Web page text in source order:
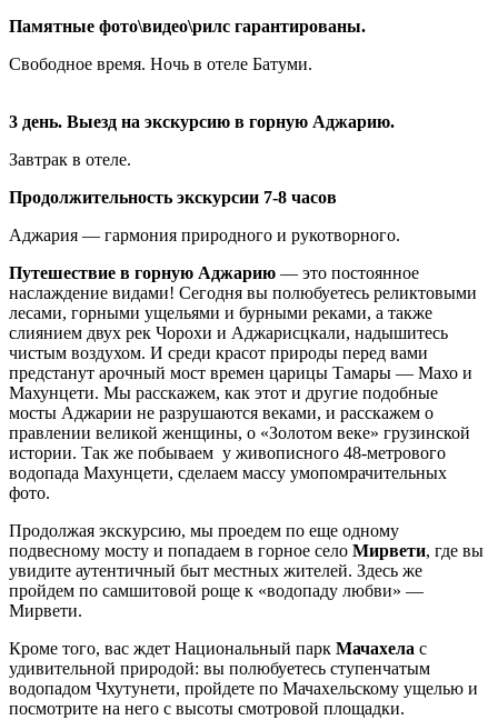
Памятные фото\видео\рилс гарантированы.
Свободное время. Ночь в отеле Батуми.
3 день. Выезд на экскурсию в горную Аджарию.
Завтрак в отеле.
Продолжительность экскурсии 7-8 часов
Аджария — гармония природного и рукотворного.
Путешествие в горную Аджарию — это постоянное
наслаждение видами! Сегодня вы полюбуетесь реликтовыми
лесами, горными ущельями и бурными реками, а также
слиянием двух рек Чорохи и Аджарисцкали, надышитесь
чистым воздухом. И среди красот природы перед вами
предстанут арочный мост времен царицы Тамары — Махо и
Махунцети. Мы расскажем, как этот и другие подобные
мосты Аджарии не разрушаются веками, и расскажем о
правлении великой женщины, о «Золотом веке» грузинской
истории. Так же побываем у живописного 48-метрового
водопада Махунцети, сделаем массу умопомрачительных
фото.
Продолжая экскурсию, мы проедем по еще одному
подвесному мосту и попадаем в горное село Мирвети, где вы
увидите аутентичный быт местных жителей. Здесь же
пройдем по самшитовой роще к «водопаду любви» —
Мирвети.
Кроме того, вас ждет Национальный парк Мачахела с
удивительной природой: вы полюбуетесь ступенчатым
водопадом Чхутунети, пройдете по Мачахельскому ущелью и
посмотрите на него с высоты смотровой площадки.